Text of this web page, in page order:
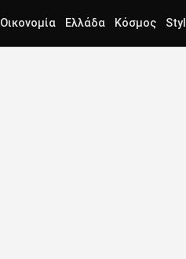
Οικονομία Ελλάδα Κόσμος